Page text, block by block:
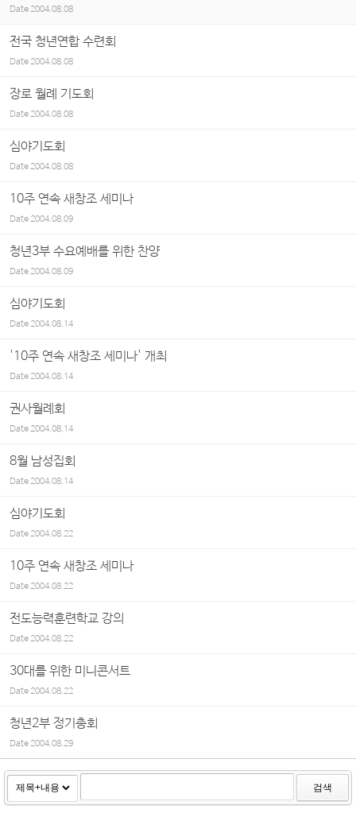
Date 2004.08.08
전국 청년연합 수련회
Date2004.08.08
장로 월례 기도회
Date2004.08.08
심야기도회
Date2004.08.08
10주 연속 새창조 세미나
Date2004.08.09
청년3부 수요예배를 위한 찬양
Date2004.08.09
심야기도회
Date2004.08.14
'10주 연속 새창조 세미나' 개최
Date2004.08.14
권사월례회
Date2004.08.14
8월 남성집회
Date2004.08.14
심야기도회
Date2004.08.22
10주 연속 새창조 세미나
Date2004.08.22
전도능력훈련학교 강의
Date2004.08.22
30대를 위한 미니콘서트
Date2004.08.22
청년2부 정기총회
Date2004.08.29
검색